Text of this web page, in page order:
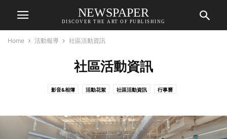
NEWSPAPER
DISCOVER THE ART OF PUBLISHING
Home 活動報導 社區活動資訊
社區活動資訊
影音&相簿 活動花絮 社區活動資訊 行事曆